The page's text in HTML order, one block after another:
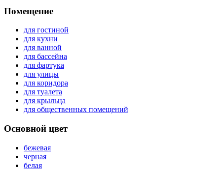
Помещение
для гостиной
для кухни
для ванной
для бассейна
для фартука
для улицы
для коридора
для туалета
для крыльца
для общественных помещений
Основной цвет
бежевая
черная
белая